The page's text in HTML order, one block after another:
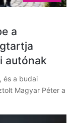
a
autónak
és a budai
Magyar Péter a